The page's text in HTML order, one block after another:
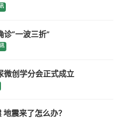
“一波三折”
微创学分会正式成立
震来了怎么办？